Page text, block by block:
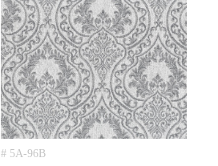
# 5A-96B